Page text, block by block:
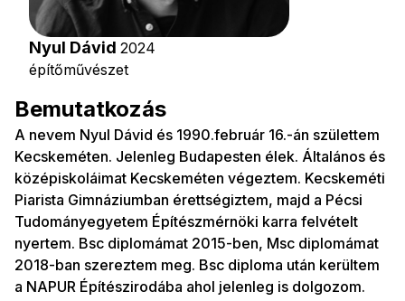
Nyul Dávid 2024
építőművészet
Bemutatkozás
A nevem Nyul Dávid és 1990.február 16.-án születtem
Kecskeméten. Jelenleg Budapesten élek. Általános és
középiskoláimat Kecskeméten végeztem. Kecskeméti
Piarista Gimnáziumban érettségiztem, majd a Pécsi
Tudományegyetem Építészmérnöki karra felvételt
nyertem. Bsc diplomámat 2015-ben, Msc diplomámat
2018-ban szereztem meg. Bsc diploma után kerültem
a NAPUR Építészirodába ahol jelenleg is dolgozom.